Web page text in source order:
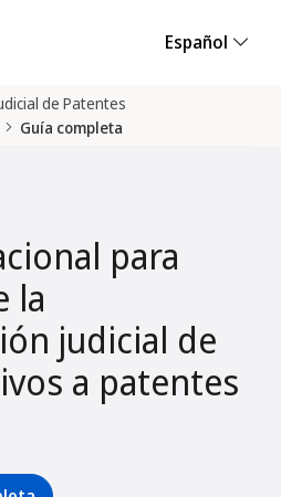
Español
de Patentes
Guía completa
para
la
judicial de
a patentes